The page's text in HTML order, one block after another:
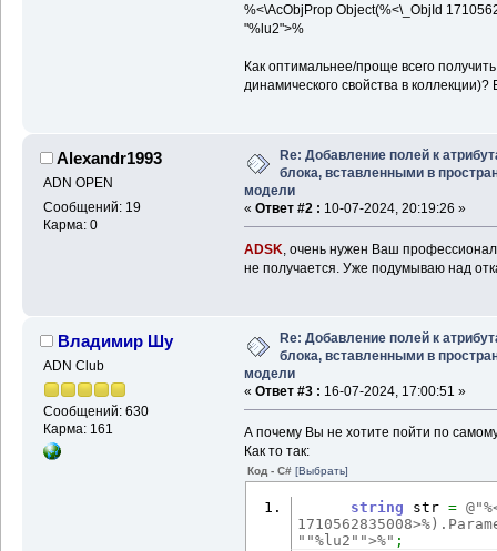
%<\AcObjProp Object(%<\_ObjId
"%lu2">%
Как оптимальнее/проще всего
динамического свойства в
Alexandr1993
ADN OPEN
Сообщений: 19
Карма: 0
Re: Добавление полей к
блока, вставленными в
модели
« Ответ #2 : 10-07-2024, 20:19:26 »
ADSK, очень нужен Ваш
не получается. Уже подумываю над
Владимир Шу
ADN Club
Сообщений: 630
Карма: 161
Re: Добавление полей к
блока, вставленными в
модели
« Ответ #3 : 16-07-2024, 17:00:51 »
А почему Вы не хотите пойти по
Как то так:
Код - C# [Выбрать]
string str =
" "%lu2" ">%" ;